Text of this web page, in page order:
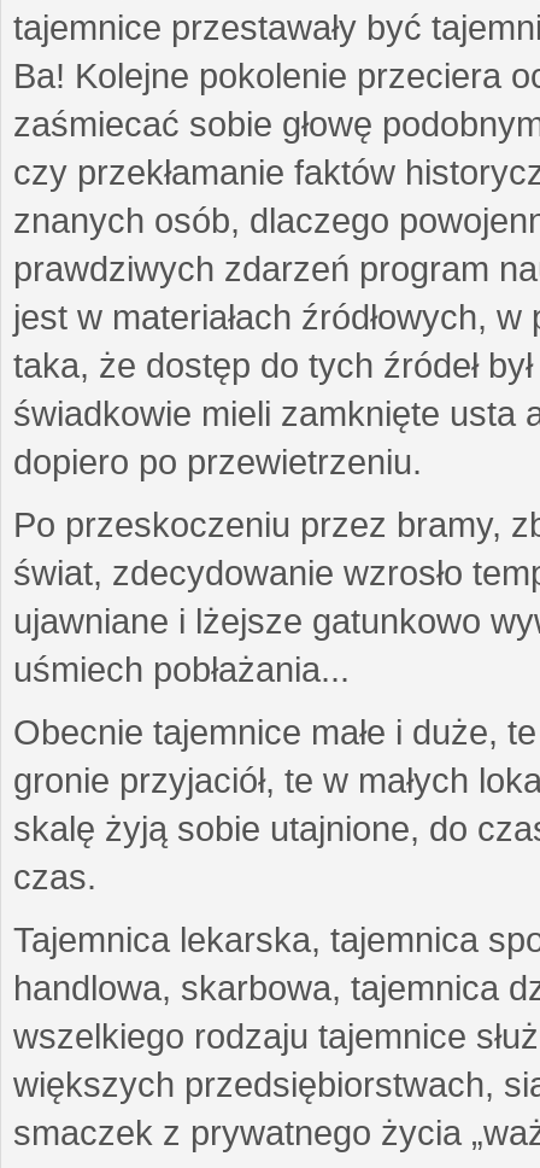
tajemnice przestawały być
Ba! Kolejne pokolenie przeciera
zaśmiecać sobie głowę
czy przekłamanie faktów
znanych osób, dlaczego
prawdziwych zdarzeń program
jest w materiałach źródłowych,
taka, że dostęp do tych źródeł
świadkowie mieli zamknięte usta
dopiero po przewietrzeniu.
Po przeskoczeniu przez bramy,
świat, zdecydowanie wzrosło
ujawniane i lżejsze gatunkowo
uśmiech pobłażania...
Obecnie tajemnice małe i duże,
gronie przyjaciół, te w małych
skalę żyją sobie utajnione, do
czas.
Tajemnica lekarska, tajemnica
handlowa, skarbowa, tajemnica
wszelkiego rodzaju tajemnice
większych przedsiębiorstwach,
smaczek z prywatnego życia